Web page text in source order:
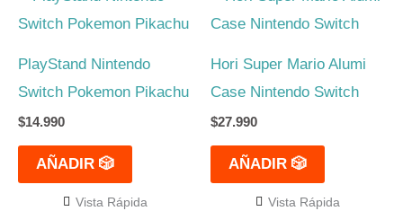
PlayStand Nintendo
Switch Pokemon Pikachu
$14.990
AÑADIR 🎲
Vista Rápida
Hori Super Mario Alumi
Case Nintendo Switch
$27.990
AÑADIR 🎲
Vista Rápida